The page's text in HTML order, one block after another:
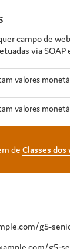
campo de
via
valores
valores
de Classes dos
g5-